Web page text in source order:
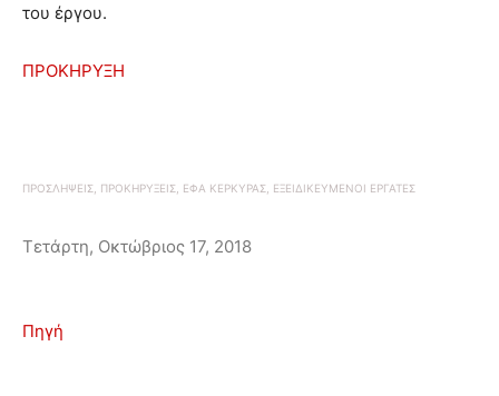
του έργου.
ΠΡΟΚΗΡΥΞΗ
ΠΡΟΣΛΗΨΕΙΣ, ΠΡΟΚΗΡΥΞΕΙΣ, ΕΦΑ ΚΕΡΚΥΡΑΣ, ΕΞΕΙΔΙΚΕΥΜΕΝΟΙ ΕΡΓΑΤΕΣ
Τετάρτη, Οκτώβριος 17, 2018
Πηγή